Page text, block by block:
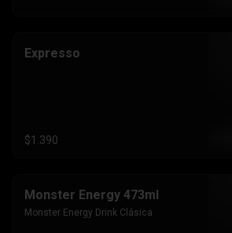
Expresso
$1.390
Monster Energy 473ml
Monster Energy Drink Clásica